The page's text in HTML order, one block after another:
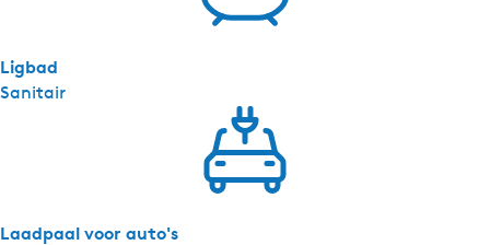
Sanitair
Ligbad
Laadpaal voor auto's